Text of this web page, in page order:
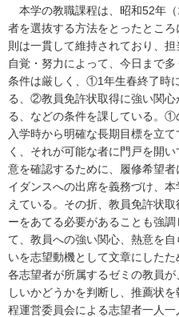
本学の教職課程は、昭和52年
者を選抜する方法をとったとこ
則は一貫して維持されており、
自覚・努力によって、今日まで
条件は厳しく、①1年生春終了時
る、②教員免許状取得に強い関
る、などの条件を課している。①
入学時から明確な長期目標を立
く、それが可能な者に門戸を開
意を確認するために、履修希望
イダンスへの出席を義務づけ、
えている。その折、教員免許状
ーをあてる必要があることも強
て、教員への強い関心、熱意を
いを志望動機として文章にしたた
各志望者が所属するゼミの教員
しいかどうかを判断し、推薦状
程運営委員会による志望者一人